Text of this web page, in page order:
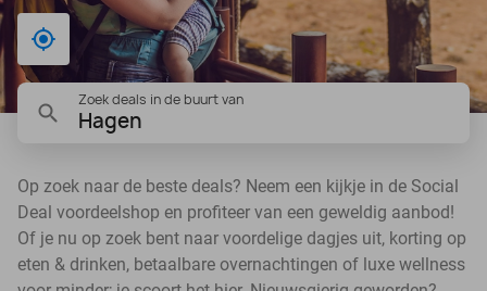
Bij mij in de buurt
Zoek deals in de buurt van
Hagen
Op zoek naar de beste deals? Neem een kijkje in de Social
Deal voordeelshop en profiteer van een geweldig aanbod!
Of je nu op zoek bent naar voordelige dagjes uit, korting op
eten & drinken, betaalbare overnachtingen of luxe wellness